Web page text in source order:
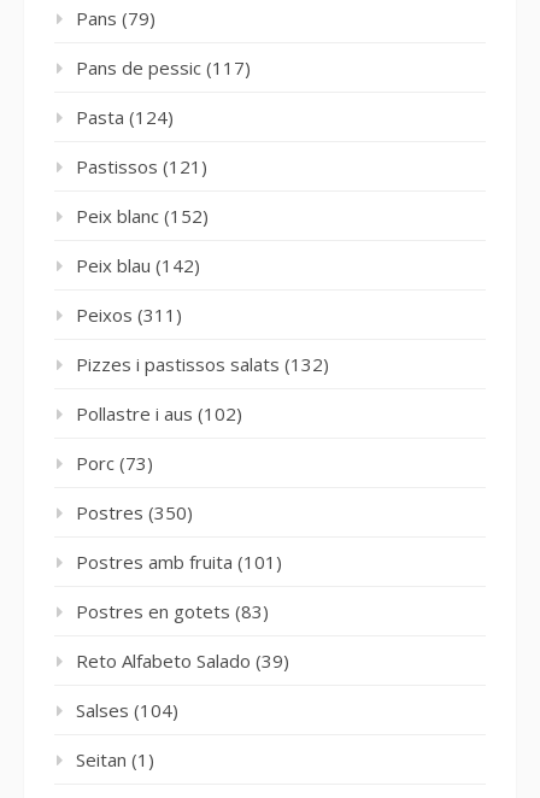
Pans (79)
Pans de pessic (117)
Pasta (124)
Pastissos (121)
Peix blanc (152)
Peix blau (142)
Peixos (311)
Pizzes i pastissos salats (132)
Pollastre i aus (102)
Porc (73)
Postres (350)
Postres amb fruita (101)
Postres en gotets (83)
Reto Alfabeto Salado (39)
Salses (104)
Seitan (1)